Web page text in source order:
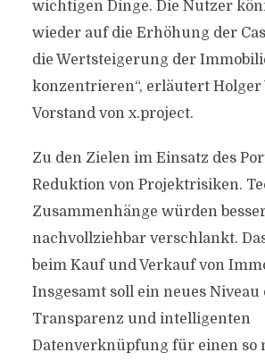
wichtigen Dinge. Die Nutzer
wieder auf die Erhöhung der
die Wertsteigerung der
konzentrieren“, erläutert Holger
Vorstand von x.project.
Zu den Zielen im Einsatz des
Reduktion von Projektrisiken.
Zusammenhänge würden
nachvollziehbar verschlankt.
beim Kauf und Verkauf von
Insgesamt soll ein neues Niveau
Transparenz und intelligenten
Datenverknüpfung für einen so